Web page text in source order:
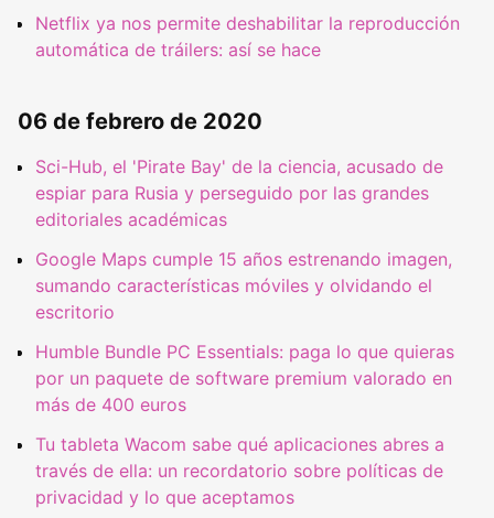
Netflix ya nos permite deshabilitar la reproducción
automática de tráilers: así se hace
06 de febrero de 2020
Sci-Hub, el 'Pirate Bay' de la ciencia, acusado de
espiar para Rusia y perseguido por las grandes
editoriales académicas
Google Maps cumple 15 años estrenando imagen,
sumando características móviles y olvidando el
escritorio
Humble Bundle PC Essentials: paga lo que quieras
por un paquete de software premium valorado en
más de 400 euros
Tu tableta Wacom sabe qué aplicaciones abres a
través de ella: un recordatorio sobre políticas de
privacidad y lo que aceptamos